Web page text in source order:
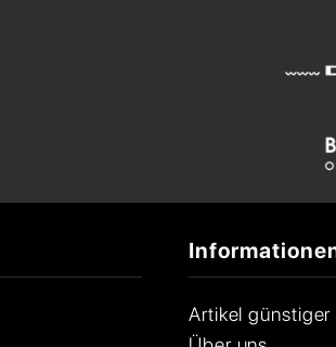
Artikel günstiger